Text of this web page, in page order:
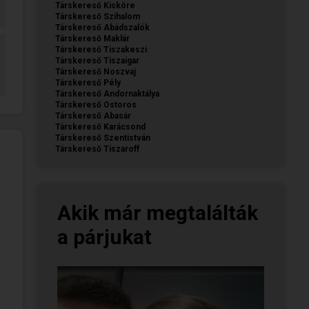
Társkereső Kisköre
Társkereső Szihalom
Társkereső Abádszalók
Társkereső Maklár
Társkereső Tiszakeszi
Társkereső Tiszaigar
Társkereső Noszvaj
Társkereső Pély
Társkereső Andornaktálya
Társkereső Ostoros
Társkereső Abasár
Társkereső Karácsond
Társkereső Szentistván
Társkereső Tiszaroff
Akik már megtalálták
a párjukat